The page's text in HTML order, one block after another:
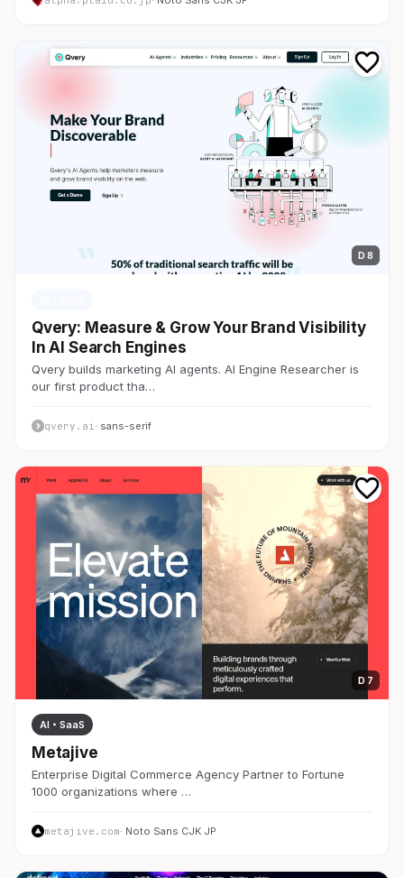
D 8
Qvery: Measure & Grow Your Brand Visibility
In AI Search Engines
Qvery builds marketing AI agents. AI Engine Researcher is
our first product tha…
qvery.ai · sans-serif
D 7
AI・SaaS
Metajive
Enterprise Digital Commerce Agency Partner to Fortune
1000 organizations where …
metajive.com· Noto Sans CJK JP